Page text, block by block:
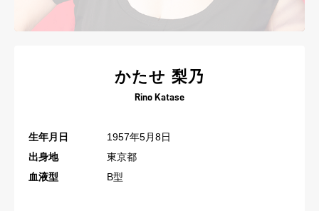
かたせ 梨乃
Rino Katase
生年月日
1957年5月8日
出身地
東京都
血液型
B型